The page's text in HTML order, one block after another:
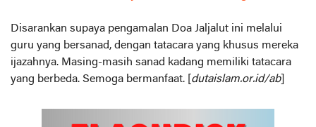
Disarankan supaya pengamalan Doa Jaljalut ini melalui
guru yang bersanad, dengan tatacara yang khusus mereka
ijazahnya. Masing-masih sanad kadang memiliki tatacara
yang berbeda. Semoga bermanfaat. [ dutaislam.or.id/ab]